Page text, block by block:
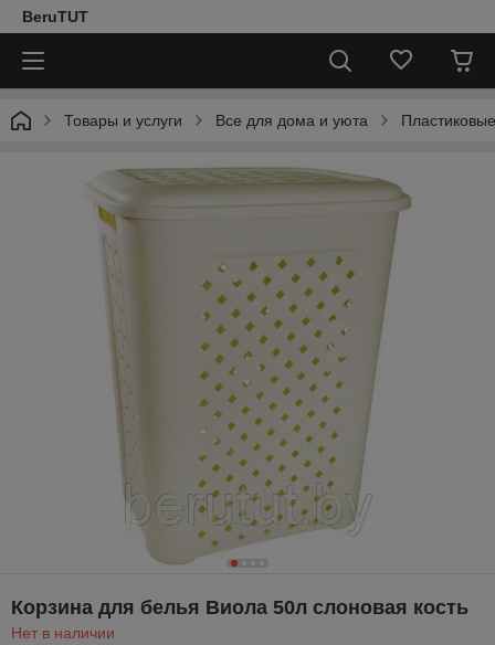
BeruTUT
Товары и услуги Все для дома и уюта
Корзина для белья Виола 50л слоновая кость
Нет в наличии